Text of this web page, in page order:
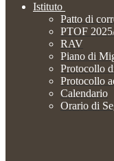
Istituto
Patto di
PTOF
RAV
Piano di
Protocollo
Protocollo
Calendario
Orario di